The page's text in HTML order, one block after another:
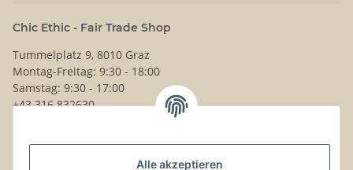
Alle akzeptieren
Chic Ethic - Fair Trade Shop
Tummelplatz 9, 8010 Graz
Montag-Freitag: 9:30 - 18:00
Samstag: 9:30 - 17:00
+43 316 832630